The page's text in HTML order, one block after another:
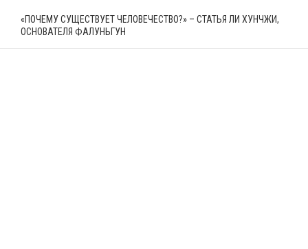
«ПОЧЕМУ СУЩЕСТВУЕТ ЧЕЛОВЕЧЕСТВО?» – СТАТЬЯ ЛИ ХУНЧЖИ,
ОСНОВАТЕЛЯ ФАЛУНЬГУН